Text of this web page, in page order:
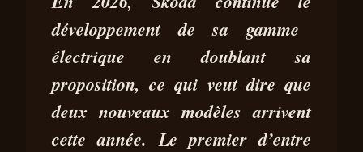
2026 : QUE PROPOSE
L’ÉLECTRIQUE LA MOINS
CHÈRE DE SKODA ?
30 JUIN
2026
7 MIN DE
LECTURE
PEDRO MIGUEL
SILVA
développement de sa gamme
électrique en doublant sa
proposition, ce qui veut dire que
deux nouveaux modèles arrivent
cette année. Le premier d’entre